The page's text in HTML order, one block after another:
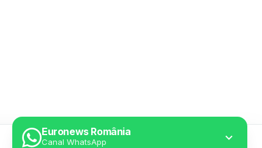
Euronews România
Canal WhatsApp